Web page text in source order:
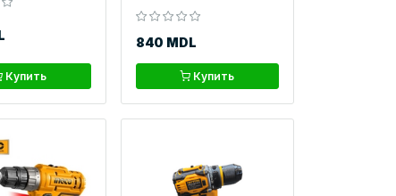
Купить
840 MDL
Купить